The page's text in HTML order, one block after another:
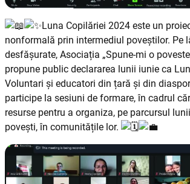
Luna Copilăriei 2024 este un
nonformală prin intermediul poveștilor. Pe
desfășurate, Asociația „Spune-mi o
propune public declararea lunii iunie ca
Voluntari și educatori din țară și din
participe la sesiuni de formare, în cadrul
resurse pentru a organiza, pe parcursul
povești, în comunitățile lor.